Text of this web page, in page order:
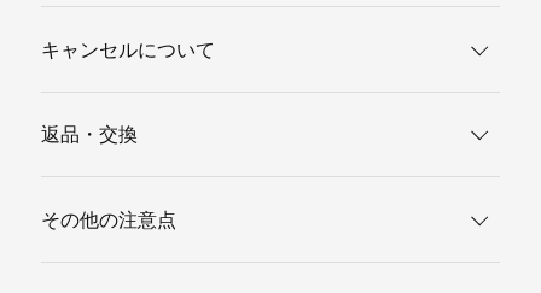
キャンセルについて
返品・交換
その他の注意点